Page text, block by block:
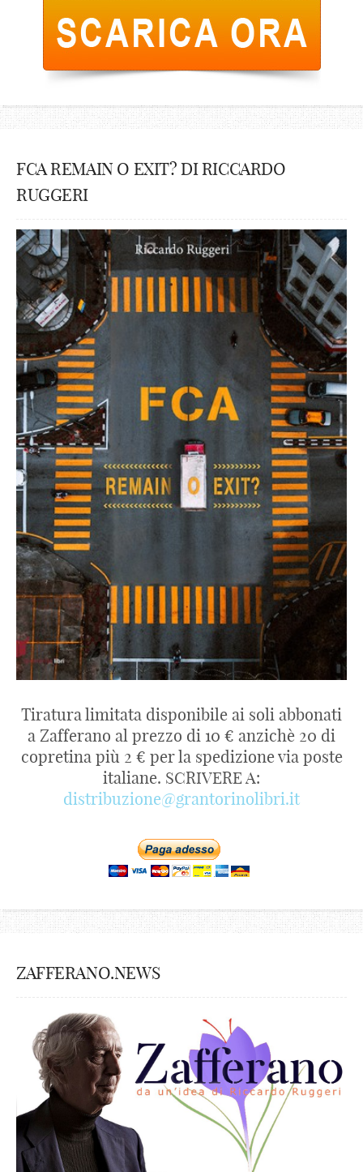
FCA REMAIN O EXIT? DI RICCARDO
RUGGERI
Tiratura limitata disponibile ai soli abbonati
a Zafferano al prezzo di 10 € anzichè 20 di
copretina più 2 € per la spedizione via poste
italiane. SCRIVERE A:
distribuzione@grantorinolibri.it
ZAFFERANO.NEWS